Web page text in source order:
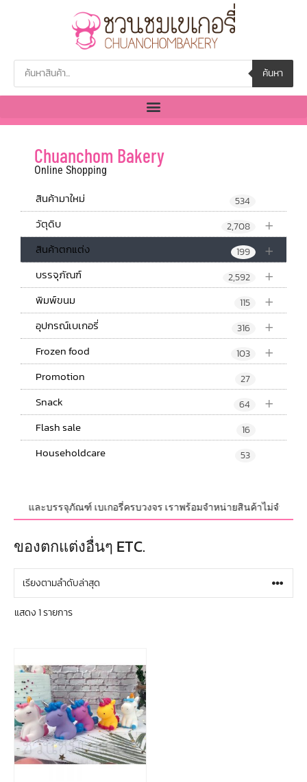
ค้นหา
Chuanchom Bakery
Online Shopping
สินค้ามาใหม่ 534
+
วัตุดิบ 2,708
+
สินค้าตกแต่ง 199
+
บรรจุภัณฑ์ 2,592
+
พิมพ์ขนม 115
+
อุปกรณ์เบเกอรี่ 316
+
Frozen food 103
Promotion 27
+
Snack 64
Flash sale 16
Householdcare 53
รณ์ และบรรจุภัณฑ์ เบเกอรี่ครบวงจร เราพร้อมจำหน่ายสินค้าไม่จำกัดจ
ของตกแต่งอื่นๆ ETC.
แสดง 1 รายการ